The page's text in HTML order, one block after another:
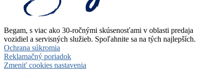
Begam, s viac ako 30-ročnými skúsenosťami v oblasti predaja
vozidiel a servisných služieb. Spoľahnite sa na tých najlepších.
Ochrana súkromia
Reklamačný poriadok
Zmeniť cookies nastavenia